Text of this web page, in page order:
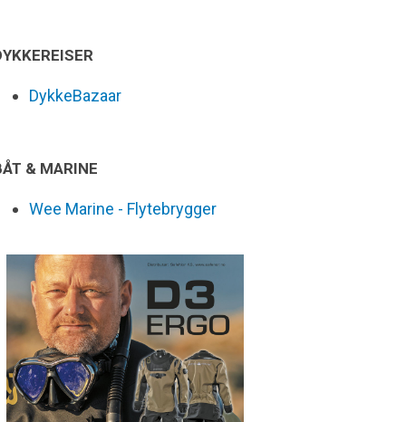
DykkeBazaar
& MARINE
Wee Marine - Flytebrygger